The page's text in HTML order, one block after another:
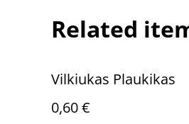
Related
Vilkiukas Plaukikas
0,60 €